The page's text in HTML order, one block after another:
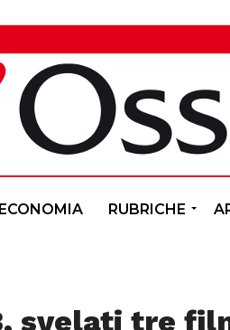
ECONOMIA RUBRICHE
svelati tre